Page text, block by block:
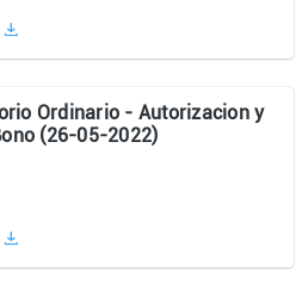
Ordinario - Autorizacion y
(26-05-2022)